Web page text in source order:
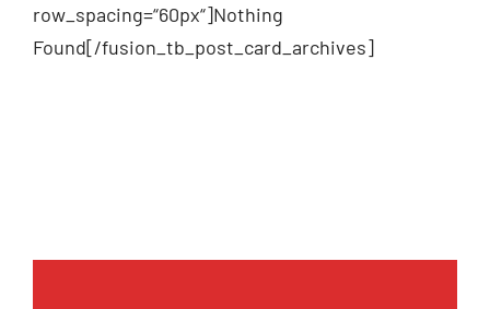
row_spacing=“60px“]Nothing
Found[/fusion_tb_post_card_archives]